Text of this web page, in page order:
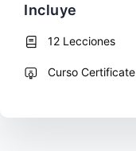
Incluye
12 Lecciones
Curso Certificate